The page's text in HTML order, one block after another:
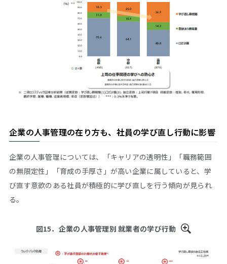
企業の人事管理の在り方も、社員の学び直し行動に影響
企業の人事管理については、「キャリアの透明性」「職務範囲
の無限定性」「育成の手厚さ」が高い企業に属していると、学
び直す意欲のある社員が積極的に学び直しを行う傾向が見られ
る。
図15．企業の人事管理別 就業者の学び行動